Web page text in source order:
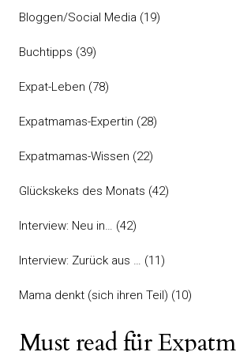
Bloggen/Social Media (19)
Buchtipps (39)
Expat-Leben (78)
Expatmamas-Expertin (28)
Expatmamas-Wissen (22)
Glückskeks des Monats (42)
Interview: Neu in… (42)
Interview: Zurück aus … (11)
Mama denkt (sich ihren Teil) (10)
Must read für